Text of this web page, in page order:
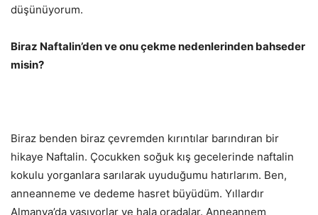
düşünüyorum.
Biraz Naftalin’den ve onu çekme nedenlerinden bahseder
misin?
Biraz benden biraz çevremden kırıntılar barındıran bir
hikaye Naftalin. Çocukken soğuk kış gecelerinde naftalin
kokulu yorganlara sarılarak uyuduğumu hatırlarım. Ben,
anneanneme ve dedeme hasret büyüdüm. Yıllardır
Almanya’da yaşıyorlar ve hala oradalar. Anneannem